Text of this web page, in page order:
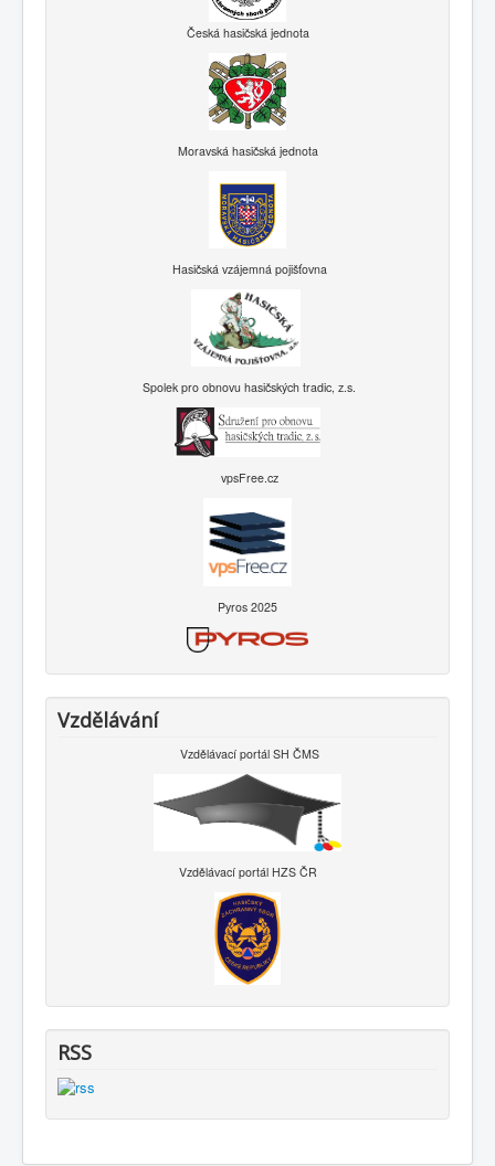
Česká hasičská jednota
Moravská hasičská jednota
Hasičská vzájemná pojišťovna
Spolek pro obnovu hasičských tradic, z.s.
vpsFree.cz
Pyros 2025
Vzdělávání
Vzdělávací portál SH ČMS
Vzdělávací portál HZS ČR
RSS